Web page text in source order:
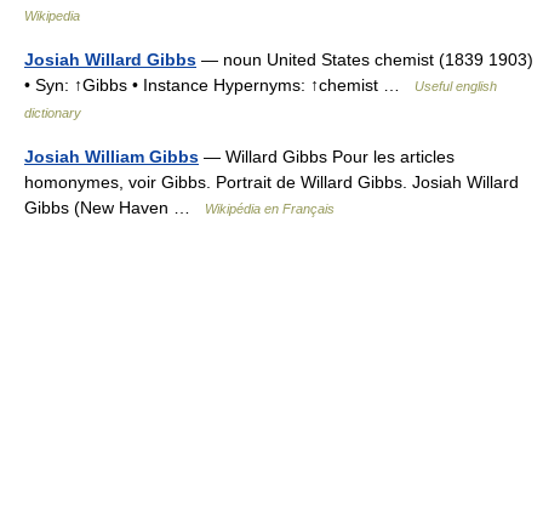
Wikipedia
Josiah Willard Gibbs — noun United States chemist (1839 1903)
• Syn: ↑Gibbs • Instance Hypernyms: ↑chemist …
Useful english
dictionary
Josiah William Gibbs — Willard Gibbs Pour les articles
homonymes, voir Gibbs. Portrait de Willard Gibbs. Josiah Willard
Gibbs (New Haven …
Wikipédia en Français